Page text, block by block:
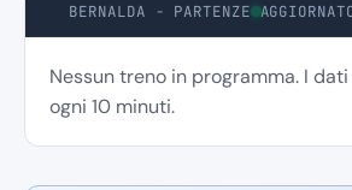
BERNALDA - PARTENZE
Nessun treno in programma. I
ogni 10 minuti.